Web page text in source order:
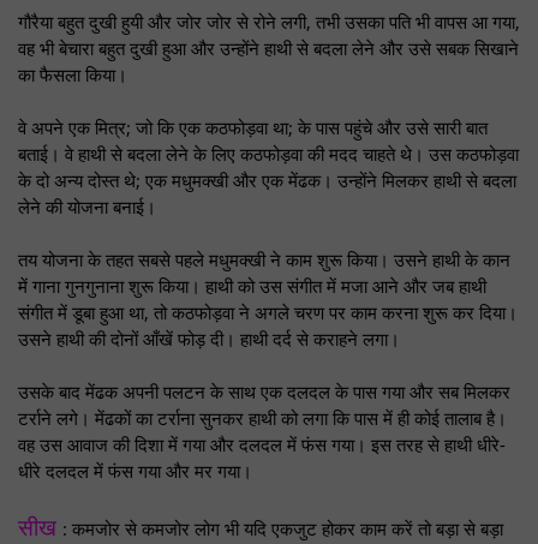
गौरैया बहुत दुखी हुयी और जोर जोर से रोने लगी, तभी उसका पति भी वापस आ गया,
वह भी बेचारा बहुत दुखी हुआ और उन्होंने हाथी से बदला लेने और उसे सबक सिखाने
का फैसला किया।
वे अपने एक मित्र; जो कि एक कठफोड़वा था; के पास पहुंचे और उसे सारी बात
बताई। वे हाथी से बदला लेने के लिए कठफोड़वा की मदद चाहते थे। उस कठफोड़वा
के दो अन्य दोस्त थे; एक मधुमक्खी और एक मेंढक। उन्होंने मिलकर हाथी से बदला
लेने की योजना बनाई।
तय योजना के तहत सबसे पहले मधुमक्खी ने काम शुरू किया। उसने हाथी के कान
में गाना गुनगुनाना शुरू किया। हाथी को उस संगीत में मजा आने और जब हाथी
संगीत में डूबा हुआ था, तो कठफोड़वा ने अगले चरण पर काम करना शुरू कर दिया।
उसने हाथी की दोनों आँखें फोड़ दी। हाथी दर्द से कराहने लगा।
उसके बाद मेंढक अपनी पलटन के साथ एक दलदल के पास गया और सब मिलकर
टर्राने लगे। मेंढकों का टर्राना सुनकर हाथी को लगा कि पास में ही कोई तालाब है।
वह उस आवाज की दिशा में गया और दलदल में फंस गया। इस तरह से हाथी धीरे-
धीरे दलदल में फंस गया और मर गया।
सीख : कमजोर से कमजोर लोग भी यदि एकजुट होकर काम करें तो बड़ा से बड़ा